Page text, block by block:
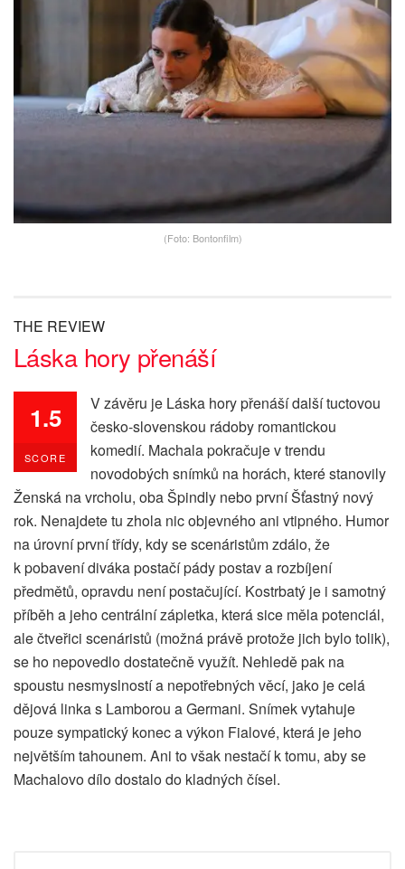
(Foto: Bontonfilm)
THE REVIEW
Láska hory přenáší
1.5
SCORE
V závěru je Láska hory přenáší další tuctovou
česko-slovenskou rádoby romantickou
komedií. Machala pokračuje v trendu
novodobých snímků na horách, které stanovily
Ženská na vrcholu, oba Špindly nebo první Šťastný nový
rok. Nenajdete tu zhola nic objevného ani vtipného. Humor
na úrovní první třídy, kdy se scenáristům zdálo, že
k pobavení diváka postačí pády postav a rozbíjení
předmětů, opravdu není postačující. Kostrbatý je i samotný
příběh a jeho centrální zápletka, která sice měla potenciál,
ale čtveřici scenáristů (možná právě protože jich bylo tolik),
se ho nepovedlo dostatečně využít. Nehledě pak na
spoustu nesmyslností a nepotřebných věcí, jako je celá
dějová linka s Lamborou a Germani. Snímek vytahuje
pouze sympatický konec a výkon Fialové, která je jeho
největším tahounem. Ani to však nestačí k tomu, aby se
Machalovo dílo dostalo do kladných čísel.